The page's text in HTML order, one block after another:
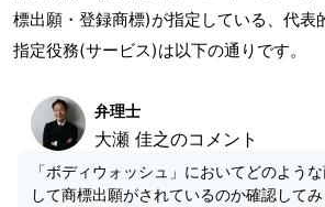
標出願・登録商標)が指定している、代表
指定役務(サービス)は以下の通りです。
弁理士
大瀬 佳之のコメント
「ボディウォッシュ」においてどのよう
して商標出願がされているのか確認して